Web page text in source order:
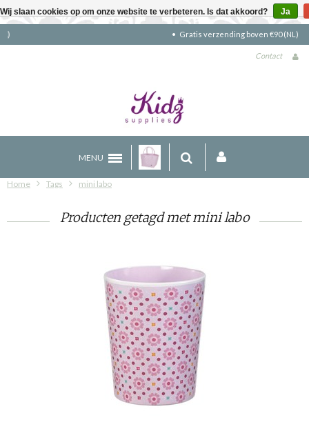
Gratis verzending boven €90 (NL)
Contact
MENU
Home Tags mini labo
Producten getagd met mini labo
Wij slaan cookies op om onze website te verbeteren. Is dat akkoord? Ja